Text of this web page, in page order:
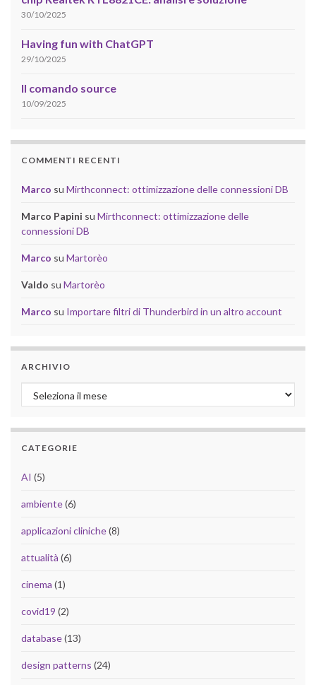
30/10/2025
Having fun with ChatGPT
29/10/2025
Il comando source
10/09/2025
COMMENTI RECENTI
Marco su Mirthconnect: ottimizzazione delle connessioni DB
Marco Papini su Mirthconnect: ottimizzazione delle
connessioni DB
Marco su Martorèo
Valdo su Martorèo
Marco su Importare filtri di Thunderbird in un altro account
ARCHIVIO
Archivio
CATEGORIE
AI (5)
ambiente(6)
applicazioni cliniche(8)
attualità (6)
cinema (1)
covid19 (2)
database(13)
design patterns (24)